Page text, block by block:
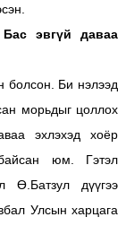
эвгүй даваа
болсон. Би нэлээд
морьдыг цоллох
эхлэхэд хоёр
юм. Гэтэл
Ө.Батзул дүүгээ
Улсын харцага